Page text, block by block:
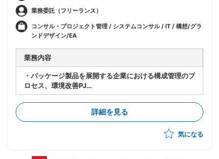
業務委託（フリーランス）
コンサル・プロジェクト管理 / システムコンサル / IT / 構想/グラ
ンドデザイン/EA
業務内容
・パッケージ製品を展開する企業における構成管理のプ
ロセス、環境改善PJ
・製品の生い立ちやカスタマイズの違いにより複数の構
成管理ツール、プロセスが混在している
・現状のソースコード管理状態やプロセスの現状整理か
ら参画し、構成管理の標準プロセスを策定、導入、定着
詳細を見る
気になる